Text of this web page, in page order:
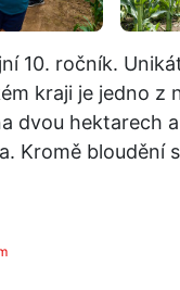
10. ročník.
kraji je jedno z
dvou hektarech
Kromě bloudění